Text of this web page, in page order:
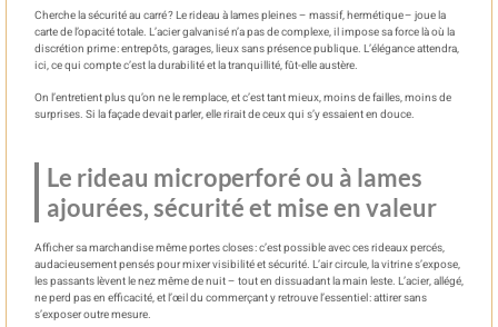
Cherche la sécurité au carré ? Le rideau à lames pleines – massif, hermétique – joue la
carte de l’opacité totale. L’acier galvanisé n’a pas de complexe, il impose sa force là où la
discrétion prime : entrepôts, garages, lieux sans présence publique. L’élégance attendra,
ici, ce qui compte c’est la durabilité et la tranquillité, fût-elle austère.
On l’entretient plus qu’on ne le remplace, et c’est tant mieux, moins de failles, moins de
surprises. Si la façade devait parler, elle rirait de ceux qui s’y essaient en douce.
Le rideau microperforé ou à lames
ajourées, sécurité et mise en valeur
Afficher sa marchandise même portes closes : c’est possible avec ces rideaux percés,
audacieusement pensés pour mixer visibilité et sécurité. L’air circule, la vitrine s’expose,
les passants lèvent le nez même de nuit – tout en dissuadant la main leste. L’acier, allégé,
ne perd pas en efficacité, et l’œil du commerçant y retrouve l’essentiel : attirer sans
s’exposer outre mesure.